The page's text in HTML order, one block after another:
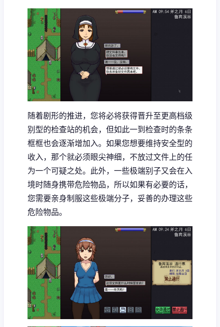
随着剧形的推进，您将必将获得晋升至更高档级
别型的检查站的机会，但如此一到检查时的条条
框框也会逐渐增加入。如果您想要维持安全型的
收入，那个就必须眼尖神细，不放过文件上的任
为一个可疑之处。此外，一些极端别子又会在入
境时随身携带危险物品，所以如果有必要的话，
您需要亲身制服这些极端分子，妥善的办理这些
危险物品。